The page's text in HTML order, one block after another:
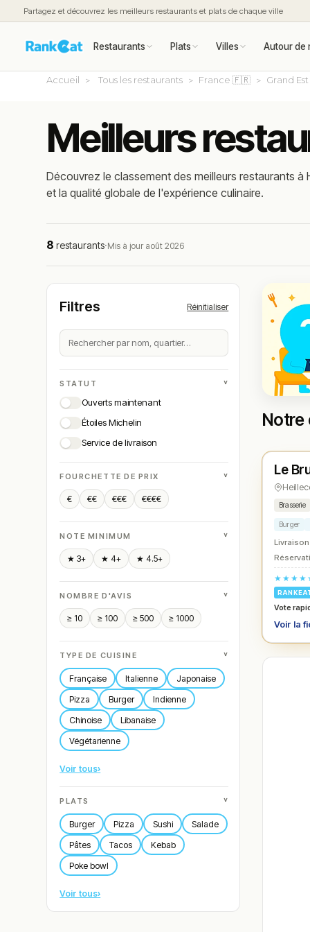
Partagez et découvrez les meilleurs restaurants et plats de chaque ville
Restaurants Plats Villes Autour de
Accueil Tous les restaurants France 🇫🇷 Grand Est
Meilleurs
Découvrez le classement des meilleurs restaurants
et la qualité globale de l'expérience culinaire.
8 restaurants·Mis à jour août 2026
Filtres Réinitialiser
STATUT ˅
Ouverts maintenant
Étoiles Michelin
Service de livraison
FOURCHETTE DE PRIX ˅
€ €€ €€€ €€€€
NOTE MINIMUM ˅
★ 3+ ★ 4+ ★ 4.5+
NOMBRE D'AVIS ˅
≥ 10 ≥ 100 ≥ 500 ≥ 1000
TYPE DE CUISINE ˅
Française Italienne
Japonaise
Pizza
Burger
Indienne
Chinoise
Libanaise
Végétarienne
Voir tous›
PLATS ˅
Burger Pizza Sushi
Salade
Pâtes
Tacos
Kebab
Poke bowl
Voir tous›
Notre
★ N° 1
Le
Brasserie
Burger
Livraison
Vote
Voir la